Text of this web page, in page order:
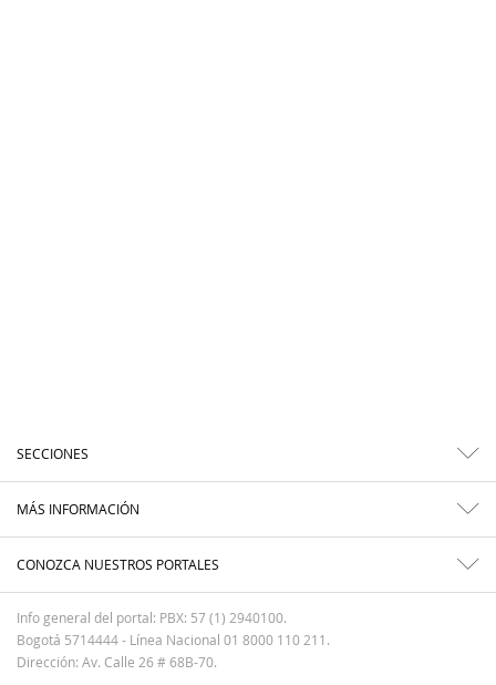
SECCIONES
MÁS INFORMACIÓN
CONOZCA NUESTROS PORTALES
Info general del portal: PBX: 57 (1) 2940100.
Bogotá 5714444 - Línea Nacional 01 8000 110 211.
Dirección: Av. Calle 26 # 68B-70.